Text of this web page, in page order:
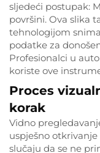
sljedeći postupak:
površini. Ova slika
tehnologijom
podatke za
Profesionalci u
koriste ove
Proces
korak
Vidno
uspješno
slučaju da se ne